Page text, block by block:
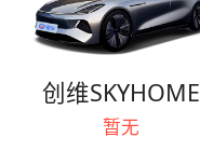
创维SKYHOME
暂无